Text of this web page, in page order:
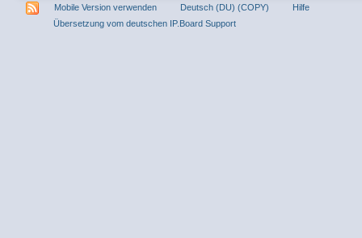
Mobile Version verwenden Deutsch (DU) (COPY)
Hilfe
Übersetzung vom deutschen IP.Board Support